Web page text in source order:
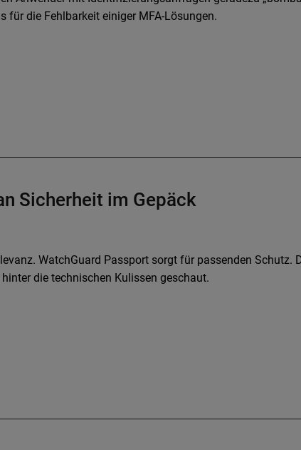
für die Fehlbarkeit einiger MFA-Lösungen.
Sicherheit im Gepäck
WatchGuard Passport sorgt für passenden Schutz.
die technischen Kulissen geschaut.